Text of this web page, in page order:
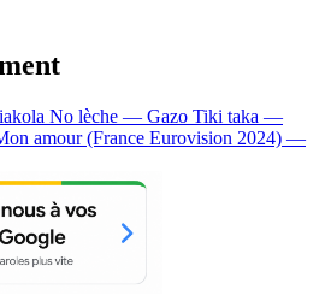
No lèche — Gazo Tiki taka —
amour (France Eurovision 2024) —